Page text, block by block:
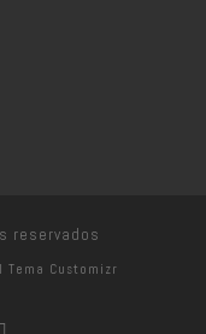
reservados
Tema Customizr